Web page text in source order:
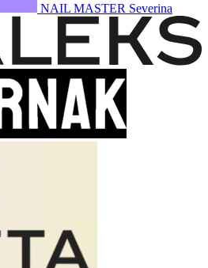
NAIL MASTER Severina